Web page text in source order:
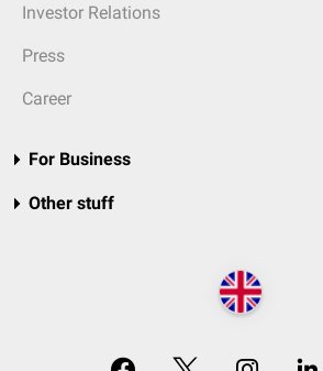
Investor Relations
Press
Career
For Business
Other stuff